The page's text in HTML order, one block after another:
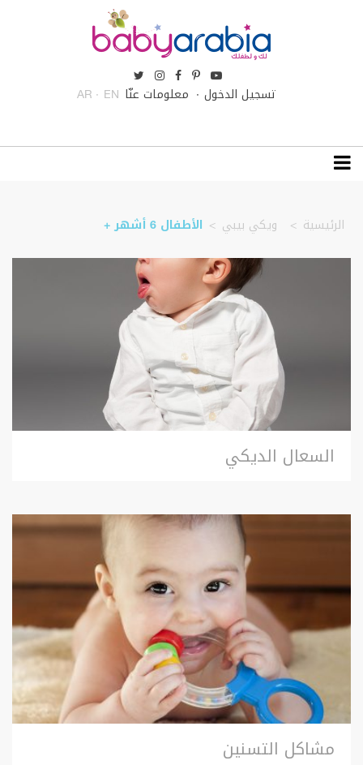
تسجيل الدخول معلومات عنّا EN
AR
الرئيسية ويكي بيبي الأطفال 6 أشهر +
السعال الديكي
مشاكل التسنين